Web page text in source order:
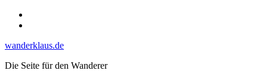
Skip
wanderklaus.de
Die Seite für den Wanderer